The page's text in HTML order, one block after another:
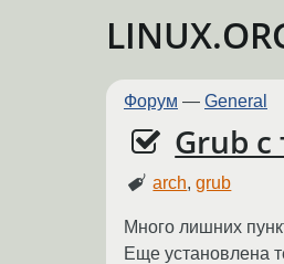
Форум — General
Grub
arch,grub
Много лишних
Еще установлена